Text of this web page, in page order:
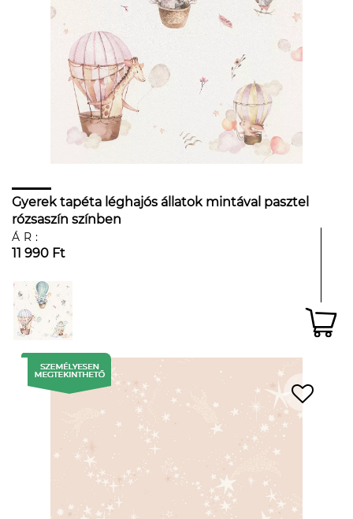
Gyerek tapéta léghajós állatok mintával pasztel
rózsaszín színben
ÁR:
11 990 Ft